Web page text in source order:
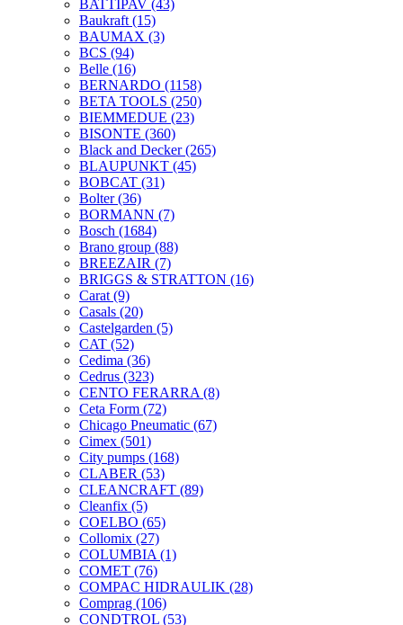
BATTIPAV (43)
Baukraft (15)
BAUMAX (3)
BCS (94)
Belle (16)
BERNARDO (1158)
BETA TOOLS (250)
BIEMMEDUE (23)
BISONTE (360)
Black and Decker(265)
BLAUPUNKT (45)
BOBCAT (31)
Bolter(36)
BORMANN (7)
Bosch (1684)
Brano group (88)
BREEZAIR (7)
BRIGGS & STRATTON (16)
Carat (9)
Casals (20)
Castelgarden (5)
CAT (52)
Cedima (36)
Cedrus (323)
CENTO FERARRA (8)
Ceta Form (72)
Chicago Pneumatic (67)
Cimex (501)
City pumps (168)
CLABER (53)
CLEANCRAFT (89)
Cleanfix (5)
COELBO (65)
Collomix (27)
COLUMBIA (1)
COMET (76)
COMPAC HIDRAULIK (28)
Comprag (106)
CONDTROL (53)